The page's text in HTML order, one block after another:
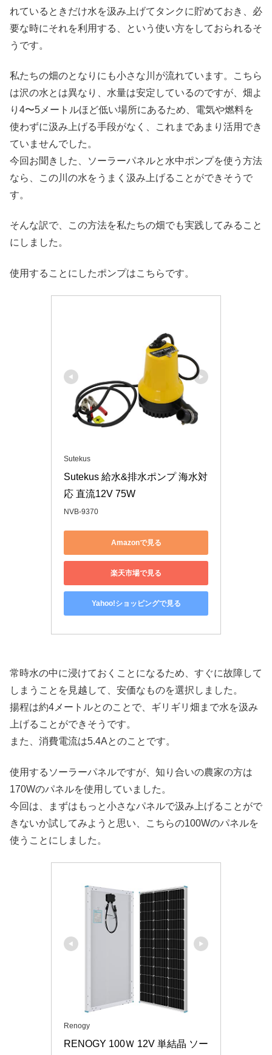
れているときだけ水を汲み上げてタンクに貯めておき、必
要な時にそれを利用する、という使い方をしておられるそ
うです。
私たちの畑のとなりにも小さな川が流れています。こちら
は沢の水とは異なり、水量は安定しているのですが、畑よ
り4〜5メートルほど低い場所にあるため、電気や燃料を
使わずに汲み上げる手段がなく、これまであまり活用でき
ていませんでした。
今回お聞きした、ソーラーパネルと水中ポンプを使う方法
なら、この川の水をうまく汲み上げることができそうで
す。
そんな訳で、この方法を私たちの畑でも実践してみること
にしました。
使用することにしたポンプはこちらです。
Sutekus
Sutekus 給水&排水ポンプ 海水対
応 直流12V 75W
NVB-9370
Amazonで見る
楽天市場で見る
Yahoo!ショッピングで見る
常時水の中に浸けておくことになるため、すぐに故障して
しまうことを見越して、安価なものを選択しました。
揚程は約4メートルとのことで、ギリギリ畑まで水を汲み
上げることができそうです。
また、消費電流は5.4Aとのことです。
使用するソーラーパネルですが、知り合いの農家の方は
170Wのパネルを使用していました。
今回は、まずはもっと小さなパネルで汲み上げることがで
きないか試してみようと思い、こちらの100Wのパネルを
使うことにしました。
Renogy
RENOGY 100Ｗ 12V 単結晶 ソー